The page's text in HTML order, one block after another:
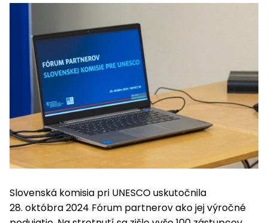
Slovenská komisia pri UNESCO uskutočnila
28. októbra 2024 Fórum partnerov ako jej výročné